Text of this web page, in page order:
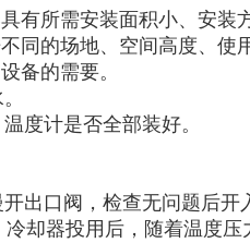
有所需安装面积小、安装
同的场地、空间高度、使
备的需要。
度计是否全部装好。
出口阀，检查无问题后开
却器投用后，随着温度压